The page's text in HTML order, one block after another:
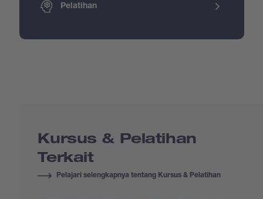
Pelatihan
Kursus & Pelatihan
Terkait
Pelajari selengkapnya tentang Kursus & Pelatihan